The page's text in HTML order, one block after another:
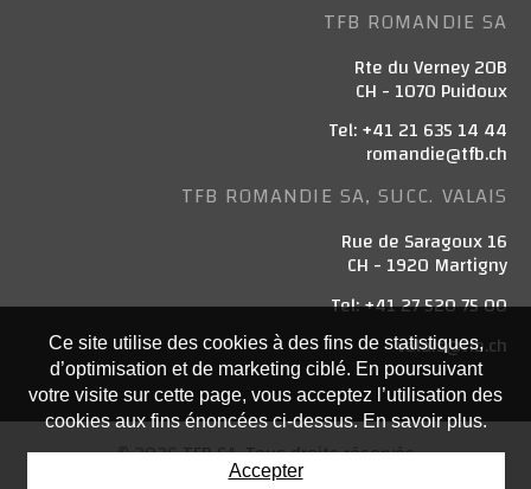
TFB ROMANDIE SA
Rte du Verney 20B
CH - 1070 Puidoux
Tel: +41 21 635 14 44
romandie@tfb.ch
TFB ROMANDIE SA, SUCC. VALAIS
Rue de Saragoux 16
CH - 1920 Martigny
Tel: +41 27 520 75 00
valais@tfb.ch
© 2026 TFB SA. Tous droits réservés
Ce site utilise des cookies à des fins de statistiques,
d’optimisation et de marketing ciblé. En poursuivant
votre visite sur cette page, vous acceptez l’utilisation des
cookies aux fins énoncées ci-dessus. En savoir plus.
Accepter